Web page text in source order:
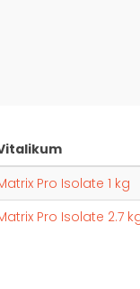
Pro Isolate 1 kg
Pro Isolate 2.7